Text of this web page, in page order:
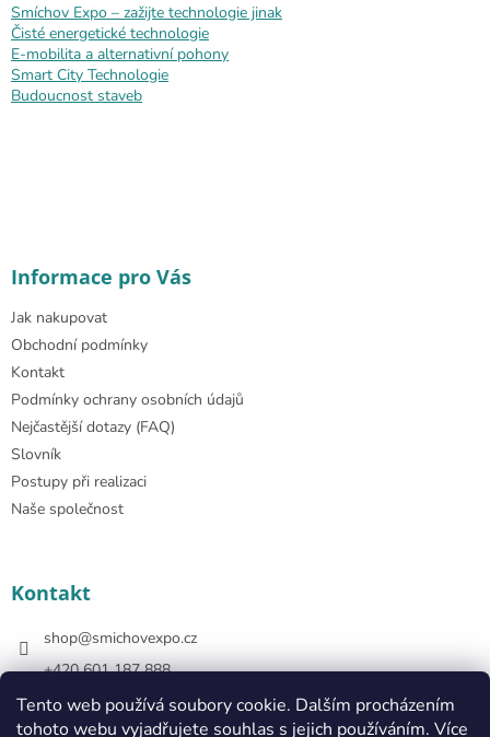
Tento web používá soubory cookie. Dalším procházením
tohoto webu vyjadřujete souhlas s jejich používáním. Více
Smíchov Expo – zažijte technologie jinak
Čisté energetické technologie
E-mobilita a alternativní pohony
Smart City Technologie
Budoucnost staveb
Informace pro Vás
Jak nakupovat
Obchodní podmínky
Kontakt
Podmínky ochrany osobních údajů
Nejčastější dotazy (FAQ)
Slovník
Postupy při realizaci
Naše společnost
Kontakt
shop@smichovexpo.cz
+420 601 187 888
https://www.facebook.com/smichovexposhop
smichovexposhop